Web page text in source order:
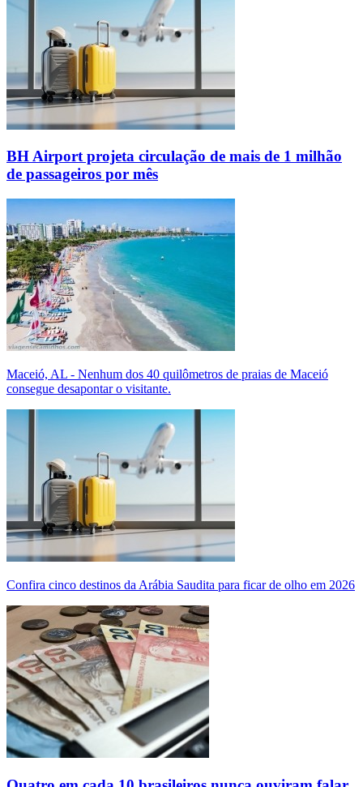
BH Airport projeta circulação de mais de 1 milhão
de passageiros por mês
Maceió, AL - Nenhum dos 40 quilômetros de praias de Maceió
consegue desapontar o visitante.
Confira cinco destinos da Arábia Saudita para ficar de olho em 2026